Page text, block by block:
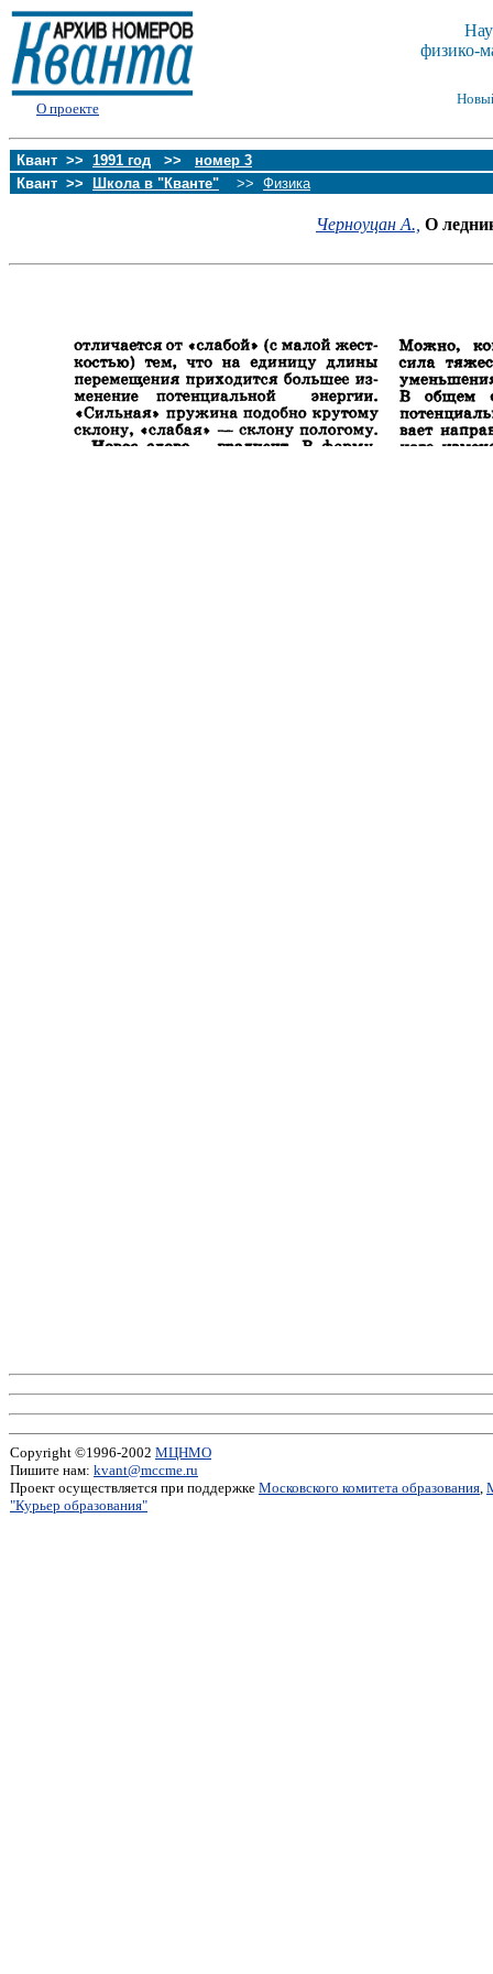
О проекте
физико-
Квант >> 1991 год >> номер 3
Квант >>
Школа в "Кванте" >> Физика
Черноуцан А., О
Copyright ©1996-2002 МЦНМО
Пишите нам: kvant@mccme.ru
Проект осуществляется при поддержке Московского комитета образования,
"Курьер образования"